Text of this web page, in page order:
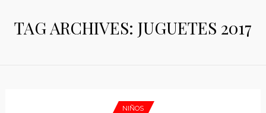
TAG ARCHIVES: JUGUETES 2017
NIÑOS